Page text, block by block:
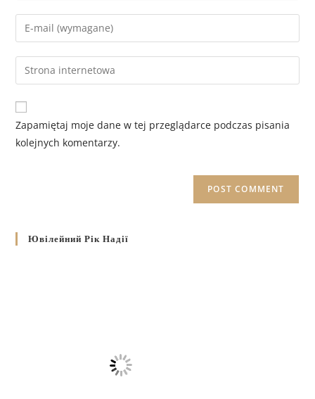
Zapamiętaj moje dane w tej przeglądarce podczas pisania
kolejnych komentarzy.
Ювілейний Рік Надії